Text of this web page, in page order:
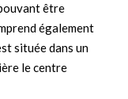
être
également
située dans un
le centre